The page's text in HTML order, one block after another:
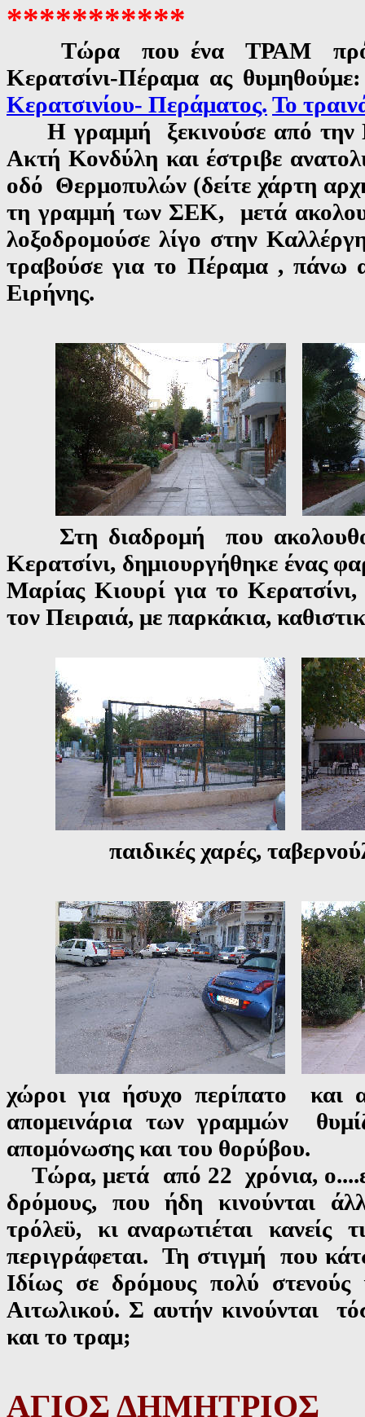
***********
Τώρα που ένα ΤΡΑΜ
Κερατσίνι-Πέραμα ας
Κερατσινίου- Περάματος. Το
Η γραμμή ξεκινούσε από την
Ακτή Κονδύλη και έστριβε
οδό Θερμοπυλών (δείτε χάρτη
τη γραμμή των ΣΕΚ, μετά
λοξοδρομούσε λίγο στην
τραβούσε για το Πέραμα , πάνω
Ειρήνης.
Στη διαδρομή που
Κερατσίνι, δημιουργήθηκε ένας
Μαρίας Κιουρίγια το
τον Πειραιά, με παρκάκια,
παιδικές χαρές,
χώροι για ήσυχο περίπατο
απομεινάρια των γραμμών
απομόνωσης και του θορύβου.
Τώρα, μετά από 22 χρόνια,
δρόμους, που ήδη κινούνται
τρόλεϋ, κι αναρωτιέται κανείς
περιγράφεται. Τη στιγμή που
Ιδίως σε δρόμους πολύ
Αιτωλικού. Σ αυτήν κινούνται
και το τραμ;
ΑΓΙΟΣ ΔΗΜΗΤΡΙΟΣ